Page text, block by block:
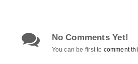
No Comments Yet!
You can be first to comment